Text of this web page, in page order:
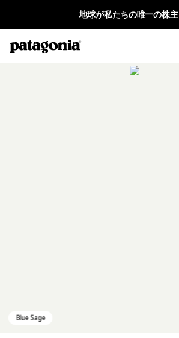
地球が私たちの唯一の株主